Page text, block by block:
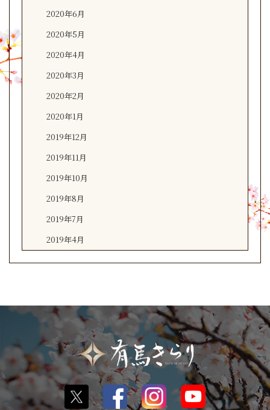
2020年6月
2020年5月
2020年4月
2020年3月
2020年2月
2020年1月
2019年12月
2019年11月
2019年10月
2019年8月
2019年7月
2019年4月